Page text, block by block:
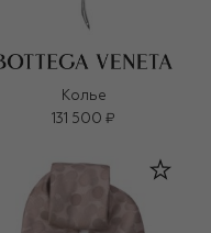
Колье
131 500 ₽